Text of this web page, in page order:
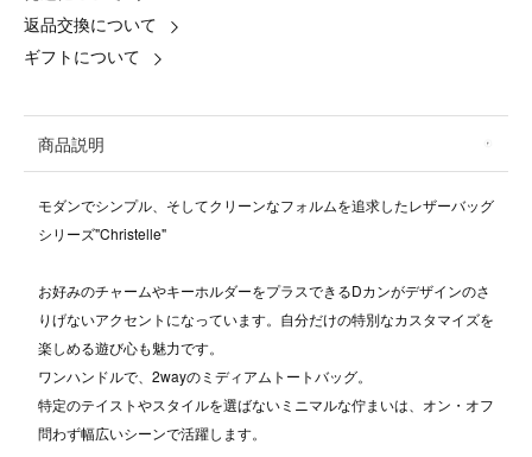
返品交換について
ギフトについて
商品説明
モダンでシンプル、そしてクリーンなフォルムを追求したレザーバッグ
シリーズ"Christelle"
お好みのチャームやキーホルダーをプラスできるDカンがデザインのさ
りげないアクセントになっています。自分だけの特別なカスタマイズを
楽しめる遊び心も魅力です。
ワンハンドルで、2wayのミディアムトートバッグ。
特定のテイストやスタイルを選ばないミニマルな佇まいは、オン・オフ
問わず幅広いシーンで活躍します。